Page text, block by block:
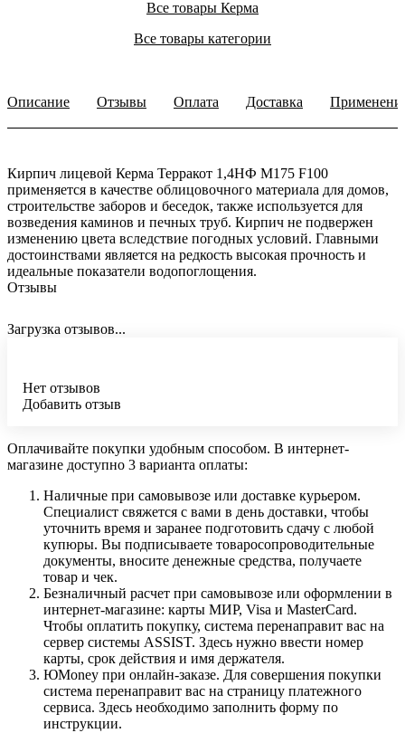
Все товары Керма
Все товары категории
Описание Отзывы Оплата Доставка
Кирпич лицевой Керма Терракот 1,4НФ М175 F100
применяется в качестве облицовочного материала для домов,
строительстве заборов и беседок, также используется для
возведения каминов и печных труб. Кирпич не подвержен
изменению цвета вследствие погодных условий. Главными
достоинствами является на редкость высокая прочность и
идеальные показатели водопоглощения.
Отзывы
Загрузка отзывов...
Нет отзывов
Добавить отзыв
Оплачивайте покупки удобным способом. В интернет-
магазине доступно 3 варианта оплаты:
Наличные при самовывозе или доставке курьером.
Специалист свяжется с вами в день доставки, чтобы
уточнить время и заранее подготовить сдачу с любой
купюры. Вы подписываете товаросопроводительные
документы, вносите денежные средства, получаете
товар и чек.
Безналичный расчет при самовывозе или оформлении в
интернет-магазине: карты МИР, Visa и MasterCard.
Чтобы оплатить покупку, система перенаправит вас на
сервер системы ASSIST. Здесь нужно ввести номер
карты, срок действия и имя держателя.
ЮMoney при онлайн-заказе. Для совершения покупки
система перенаправит вас на страницу платежного
сервиса. Здесь необходимо заполнить форму по
инструкции.